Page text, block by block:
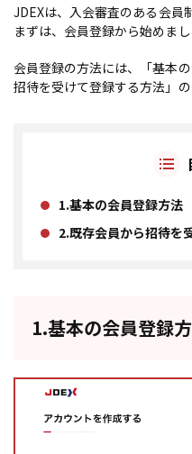
JDEXは、入会審査のある会員
まずは、会員登録から始めまし
会員登録の方法には、「基本
招待を受けて登録する方法」の
1.基本の会員登録方法
2.既存会員から招待を
1.基本の会員登録